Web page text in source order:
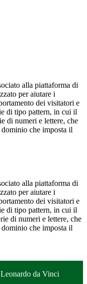
alla piattaforma di
per aiutare i
dei visitatori e
di tipo pattern, in cui il
di numeri e lettere, che
che imposta il
alla piattaforma di
per aiutare i
dei visitatori e
di tipo pattern, in cui il
di numeri e lettere, che
che imposta il
da Vinci